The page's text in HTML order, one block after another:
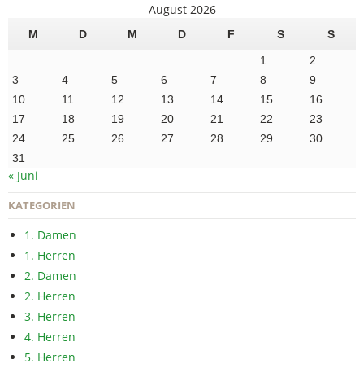
August 2026
M D M D F S
S
1
2
3
4 5 6 7 8
9
10
11 12 13 14 15
16
17
18 19 20 21 22
23
24
25 26 27 28 29
30
31
« Juni
KATEGORIEN
1. Damen
1. Herren
2. Damen
2. Herren
3. Herren
4. Herren
5. Herren